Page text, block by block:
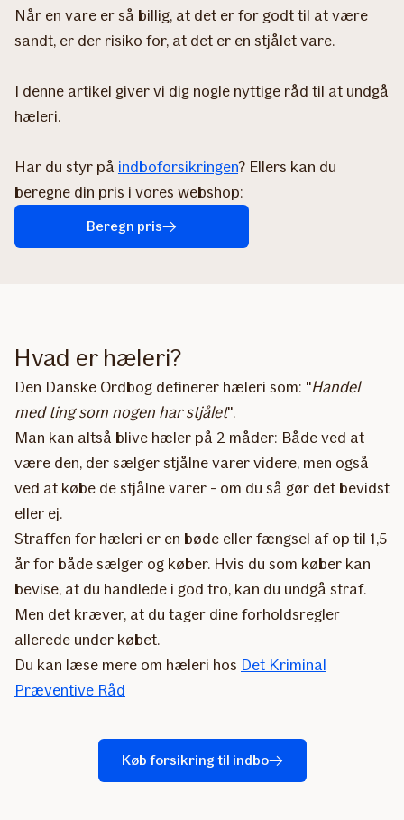
Når en vare er så billig, at det er for godt til at være
sandt, er der risiko for, at det er en stjålet vare.
I denne artikel giver vi dig nogle nyttige råd til at undgå
hæleri.
Har du styr på indboforsikringen? Ellers kan du
beregne din pris i vores webshop:
Beregn pris
Hvad er hæleri?
Den Danske Ordbog definerer hæleri som: "Handel
med ting som nogen har stjålet".
Man kan altså blive hæler på 2 måder: Både ved at
være den, der sælger stjålne varer videre, men også
ved at købe de stjålne varer - om du så gør det bevidst
eller ej.
Straffen for hæleri er en bøde eller fængsel af op til 1,5
år for både sælger og køber. Hvis du som køber kan
bevise, at du handlede i god tro, kan du undgå straf.
Men det kræver, at du tager dine forholdsregler
allerede under købet.
Du kan læse mere om hæleri hos Det Kriminal
Præventive Råd
Køb forsikring til indbo